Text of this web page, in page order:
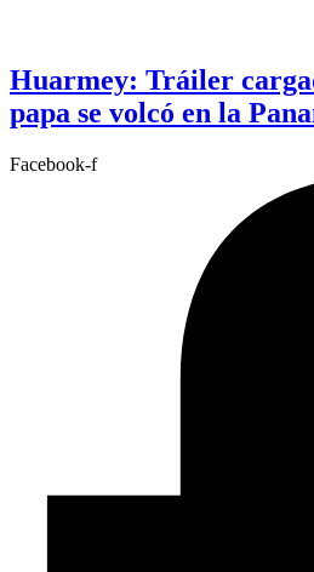
Huarmey: Tráiler
papa se volcó en la
Facebook-f